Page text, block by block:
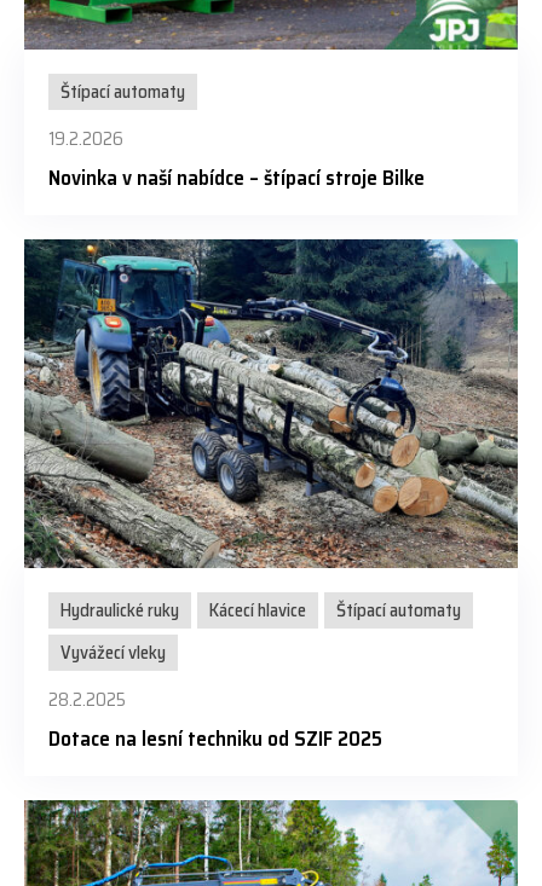
Štípací automaty
19.2.2026
Novinka v naší nabídce – štípací stroje Bilke
Hydraulické ruky Kácecí hlavice
Štípací automaty
Vyvážecí vleky
28.2.2025
Dotace na lesní techniku od SZIF 2025